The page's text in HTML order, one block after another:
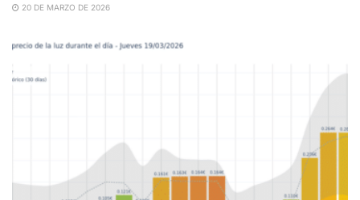
20 DE MARZO DE 2026